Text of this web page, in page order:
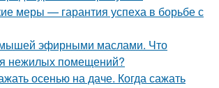
меры — гарантия успеха в борьбе с
мышей эфирными маслами. Что
нежилых помещений?
осенью на даче. Когда сажать